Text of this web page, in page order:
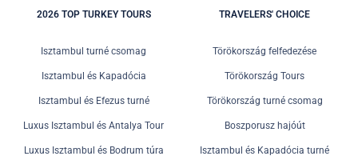
2026 TOP TURKEY TOURS
Isztambul turné csomag
Isztambul és Kapadócia
Isztambul és Efezus turné
Luxus Isztambul és Antalya Tour
Luxus Isztambul és Bodrum túra
TRAVELERS' CHOICE
Törökország felfedezése
Törökország Tours
Törökország turné csomag
Boszporusz hajóút
Isztambul és Kapadócia turné